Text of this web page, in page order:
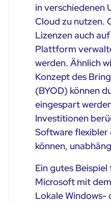
in verschiedenen
Cloud zu nutzen.
Lizenzen auch
Plattform
werden. Ähnlich
Konzept des
(BYOD) können
eingespart
Investitionen
Software flexibler
können,
Ein gutes
Microsoft mit
Lokale Windows-